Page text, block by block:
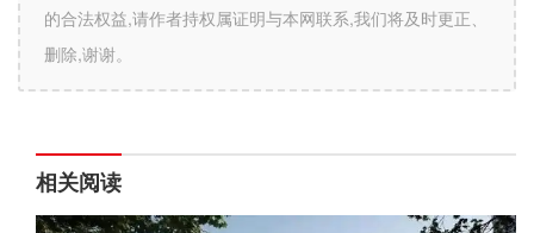
的合法权益,请作者持权属证明与本网联系,我们将及时更正、
删除,谢谢。
相关阅读